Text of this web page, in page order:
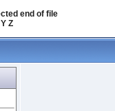
end of file
Y Z